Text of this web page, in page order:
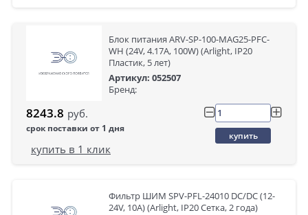
Блок питания ARV-SP-100-MAG25-PFC-
WH (24V, 4.17A, 100W) (Arlight, IP20
Пластик, 5 лет)
Артикул: 052507
Бренд:
8243.8 руб.
срок поставки от 1 дня
купить
купить в 1 клик
Фильтр ШИМ SPV-PFL-24010 DC/DC (12-
24V, 10A) (Arlight, IP20 Сетка, 2 года)